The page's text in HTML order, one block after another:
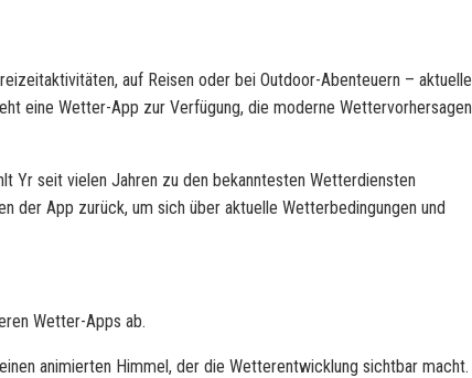
auf Reisen oder bei Outdoor-Abenteuern – aktuelle
eine Wetter-App zur Verfügung, die moderne Wettervorhersagen
Yr seit vielen Jahren zu den bekanntesten Wetterdiensten
der App zurück, um sich über aktuelle Wetterbedingungen und
Wetter-Apps ab.
animierten Himmel, der die Wetterentwicklung sichtbar macht.